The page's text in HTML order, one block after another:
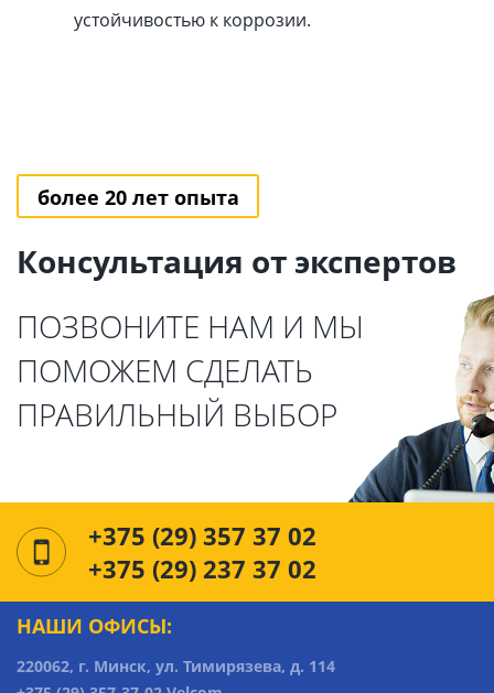
устойчивостью к коррозии.
более 20 лет опыта
Консультация от экспертов
ПОЗВОНИТЕ НАМ И МЫ
ПОМОЖЕМ СДЕЛАТЬ
ПРАВИЛЬНЫЙ ВЫБОР
+375 (29) 357 37 02
+375 (29) 237 37 02
НАШИ ОФИСЫ:
220062, г. Минск, ул. Тимирязева, д. 114